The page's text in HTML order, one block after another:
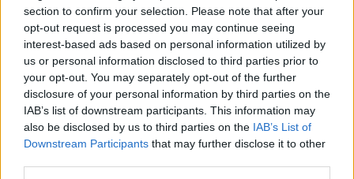
section to confirm your selection. Please note that after your
opt-out request is processed you may continue seeing
interest-based ads based on personal information utilized by
us or personal information disclosed to third parties prior to
your opt-out. You may separately opt-out of the further
disclosure of your personal information by third parties on the
IAB’s list of downstream participants. This information may
also be disclosed by us to third parties on the IAB’s List of
Downstream Participants that may further disclose it to other
Moji Mediji d.o.o.
sobotainfo.com•mariborinfo.com•ptujinfo.com•pomurec.com
dolenjskainfo.com•ljubljanainfo.com•gorenjskainfo.com•
tvidea.si
Vse pravice pridržane © 2026
Tematike
Prijavi se na cajtng